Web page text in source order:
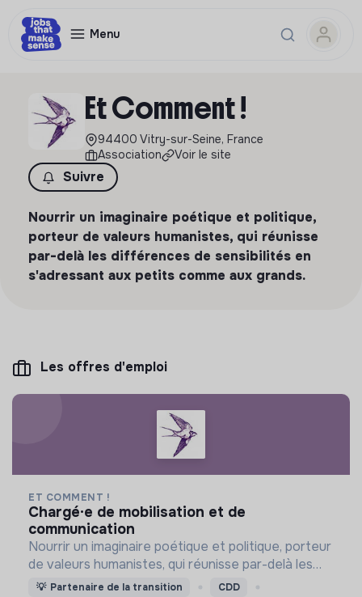
Menu
Et Comment !
94400 Vitry-sur-Seine, France
Association
Voir le site
Suivre
Nourrir un imaginaire poétique et politique,
porteur de valeurs humanistes, qui réunisse
par-delà les différences de sensibilités en
s'adressant aux petits comme aux grands.
Les offres d'emploi
ET COMMENT !
chargé·e de mobilisation et de
communication
Nourrir un imaginaire poétique et politique, porteur
de valeurs humanistes, qui réunisse par-delà les
différences de sensibilités en s'adressant aux
💡 Partenaire de la transition CDD